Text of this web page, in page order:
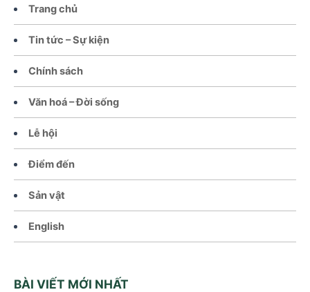
Trang chủ
Tin tức – Sự kiện
Chính sách
Văn hoá – Đời sống
Lễ hội
Điểm đến
Sản vật
English
BÀI VIẾT MỚI NHẤT